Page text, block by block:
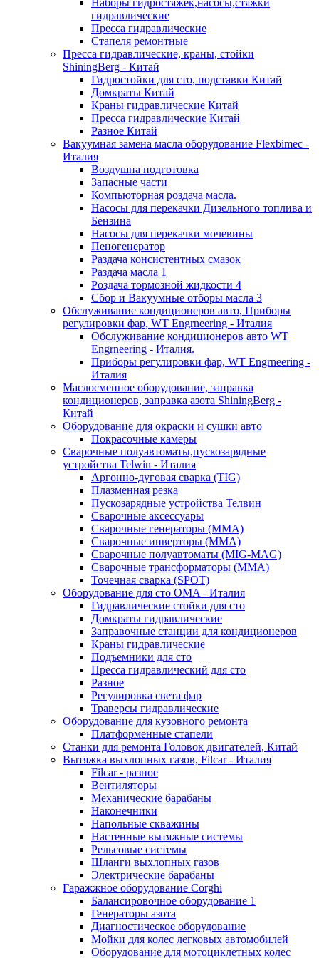
Наборы гидростяжек,насосы,стяжки
гидравлические
Пресса гидравлические
Стапеля ремонтные
Пресса гидравлические, краны, стойки
ShiningBerg - Китай
Гидростойки для сто, подставки Китай
Домкраты Китай
Краны гидравлические Китай
Пресса гидравлические Китай
Разное Китай
Вакуумная замена масла оборудование Flexbimeс -
Италия
Воздушна подготовка
Запасные части
Компьюторная роздача масла.
Насосы для перекачки Дизельного топлива и
Бензина
Насосы для перекачки мочевины
Пеногенератор
Раздача консистентных смазок
Раздача масла 1
Роздача тормозной жидкости 4
Сбор и Вакуумные отборы масла 3
Обслуживание кондиционеров авто, Приборы
регулировки фар, WT Engrneering - Италия
Обслуживание кондиционеров авто WT
Engrneering - Италия.
Приборы регулировки фар, WT Engrneering -
Италия
Маслосменное оборудование, заправка
кондиционеров, заправка азота ShiningBerg -
Китай
Оборудование для окраски и сушки авто
Покрасочные камеры
Сварочные полуавтоматы,пускозарядные
устройства Telwin - Италия
Аргонно-дуговая сварка (TIG)
Плазменная резка
Пускозарядные устройства Телвин
Сварочные аксессуары
Сварочные генераторы (MMA)
Сварочные инверторы (MMA)
Сварочные полуавтоматы (MIG-MAG)
Сварочные трансформаторы (MMA)
Точечная сварка (SPOT)
Оборудование для сто OMA - Италия
Гидравлические стойки для сто
Домкраты гидравлические
Заправочные станции для кондиционеров
Краны гидравлические
Подъемники для сто
Пресса гидравлический для сто
Разное
Регулировка света фар
Траверсы гидравлические
Оборудование для кузовного ремонта
Платформенные стапели
Станки для ремонта Головок двигателей, Китай
Вытяжка выхлопных газов, Filcar - Италия
Filcar - разное
Вентиляторы
Механические барабаны
Наконечники
Напольные скважины
Настенные вытяжные системы
Рельсовые системы
Шланги выхлопных газов
Электрические барабаны
Гаражжное оборудование Corghi
Балансировочное оборудование 1
Генераторы азота
Диагностическое оборудование
Мойки для колес легковых автомобилей
Оборудование для мотоциклетных колес